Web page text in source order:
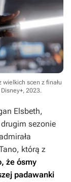
scen z finału
2023.
Elsbeth,
sezonie
którą z
że ósmy
padawanki